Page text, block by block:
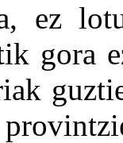
ez
gora